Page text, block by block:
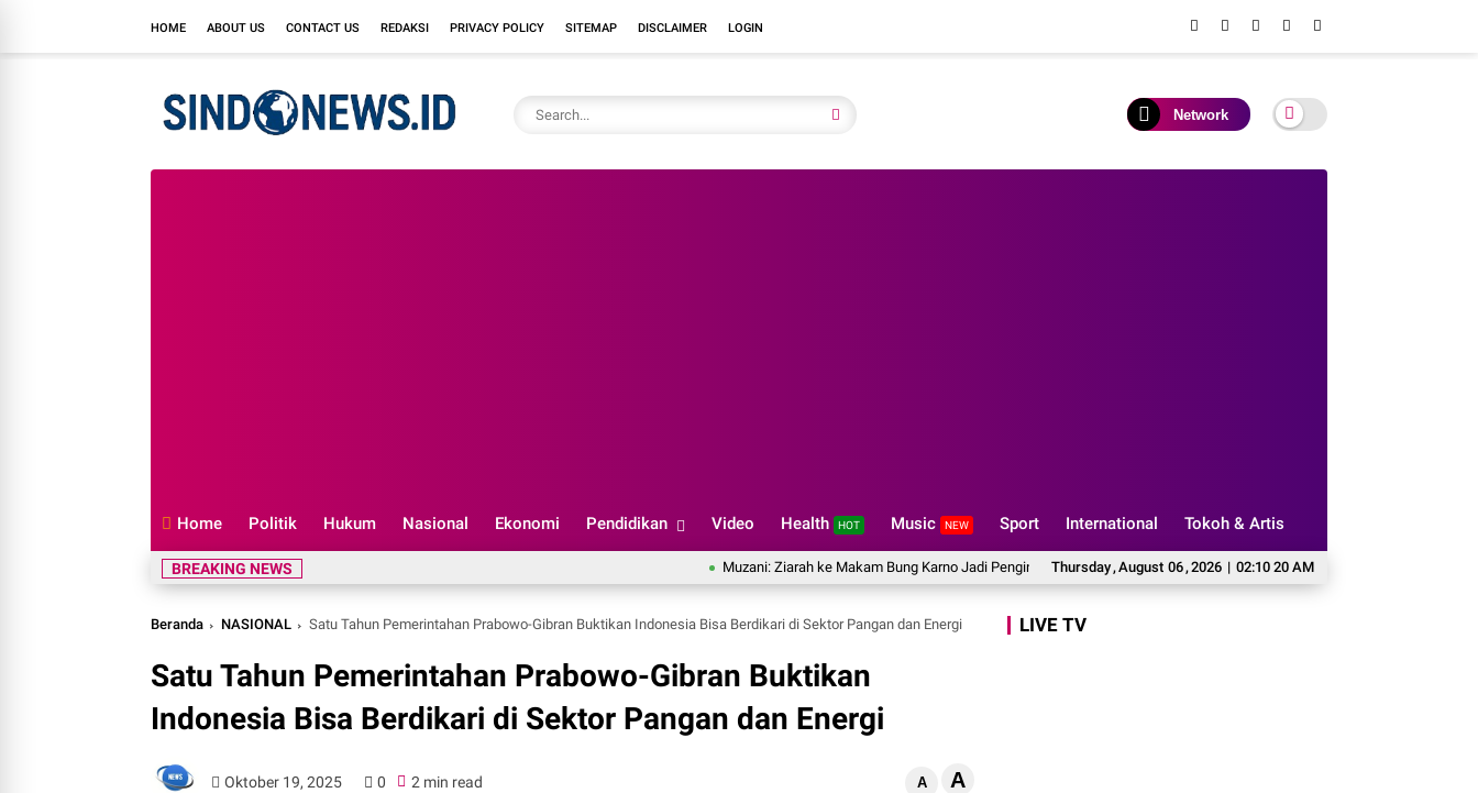
HOME ABOUT US CONTACT US REDAKSI PRIVACY POLICY SITEMAP DISCLAIMER LOGIN
Network
Home Politik Hukum Nasional Ekonomi Pendidikan Video Health HOT Music NEW Sport International Tokoh & Artis
Thursday,August 06,2026 | 02:10 21 AM
BREAKING NEWS Muzani: Ziarah ke Makam Bung Karno Jadi Pengingat Indonesia Rumah Bersama 137 Kepala SPPG Dicopot, Kepala BGN
Beranda NASIONAL Satu Tahun Pemerintahan Prabowo-Gibran Buktikan Indonesia Bisa Berdikari di Sektor Pangan dan Energi
Satu Tahun Pemerintahan Prabowo-Gibran Buktikan
Indonesia Bisa Berdikari di Sektor Pangan dan Energi
Oktober 19, 2025 0 2 min read A A
LIVE TV